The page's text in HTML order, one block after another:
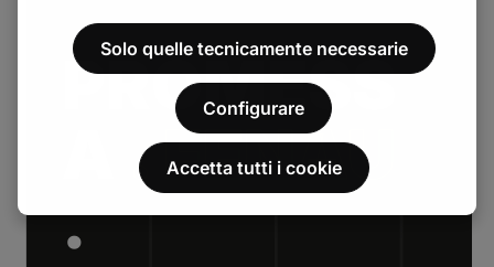
PROMESS
. FENAU
.
Solo quelle tecnicamente necessarie
Configurare
Accetta tutti i cookie